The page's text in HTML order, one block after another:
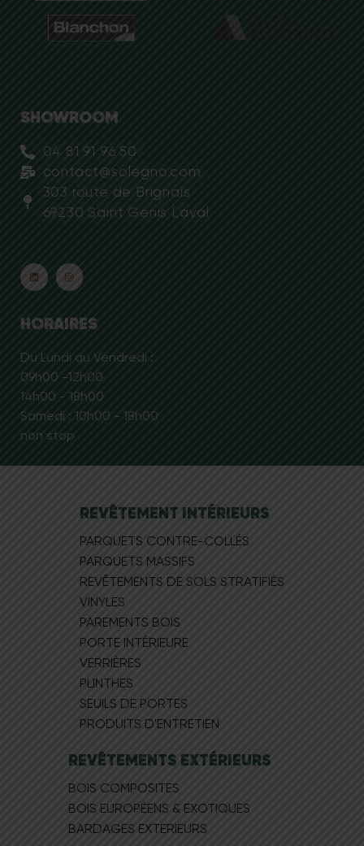
SHOWROOM
04 81 91 96 50
contact@solegno.com
303 route de Brignais
69230 Saint Genis Laval
HORAIRES
Du Lundi au Vendredi :
09h00 -12h00
14h00 - 18h00
Samedi : 10h00 - 18h00
non stop
REVÊTEMENT INTÉRIEURS
PARQUETS CONTRE-COLLÉS
PARQUETS MASSIFS
REVÊTEMENTS DE SOLS STRATIFIÉS
VINYLES
PAREMENTS BOIS
PORTE INTÉRIEURE
VERRIÈRES
PLINTHES
SEUILS DE PORTES
PRODUITS D'ENTRETIEN
REVÊTEMENTS EXTÉRIEURS
BOIS COMPOSITES
BOIS EUROPÉEN​S & EXOTIQUES
BARDAGES EXTERIEURS